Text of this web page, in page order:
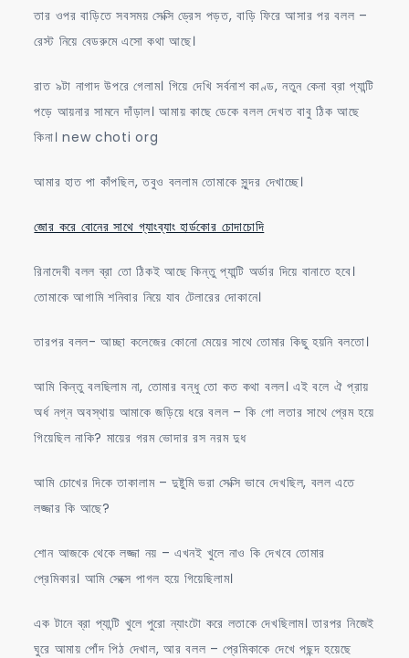
তার ওপর বাড়িতে সবসময় সেক্সি ড্রেস পড়ত, বাড়ি ফিরে আসার পর বলল –
রেস্ট নিয়ে বেডরুমে এসো কথা আছে।
রাত ৯টা নাগাদ উপরে গেলাম। গিয়ে দেখি সর্বনাশ কাণ্ড, নতুন কেনা ব্রা প্যান্টি
পড়ে আয়নার সামনে দাঁড়াল। আমায় কাছে ডেকে বলল দেখত বাবু ঠিক আছে
কিনা। new choti org
আমার হাত পা কাঁপছিল, তবুও বললাম তোমাকে সুন্দর দেখাচ্ছে।
জোর করে বোনের সাথে গ্যাংব্যাং হার্ডকোর চোদাচোদি
রিনাদেবী বলল ব্রা তো ঠিকই আছে কিন্তু প্যান্টি অর্ডার দিয়ে বানাতে হবে।
তোমাকে আগামি শনিবার নিয়ে যাব টেলারের দোকানে।
তারপর বলল- আচ্ছা কলেজের কোনো মেয়ের সাথে তোমার কিছু হয়নি বলতো।
আমি কিন্তু বলছিলাম না, তোমার বন্ধু তো কত কথা বলল। এই বলে ঐ প্রায়
অর্ধ নগ্ন অবস্থায় আমাকে জড়িয়ে ধরে বলল – কি গো লতার সাথে প্রেম হয়ে
গিয়েছিল নাকি? মায়ের গরম ভোদার রস নরম দুধ
আমি চোখের দিকে তাকালাম – দুষ্টুমি ভরা সেক্সি ভাবে দেখছিল, বলল এতে
লজ্জার কি আছে?
শোন আজকে থেকে লজ্জা নয় – এখনই খুলে নাও কি দেখবে তোমার
প্রেমিকার। আমি সেক্সে পাগল হয়ে গিয়েছিলাম।
এক টানে ব্রা প্যান্টি খুলে পুরো ন্যাংটো করে লতাকে দেখছিলাম। তারপর নিজেই
ঘুরে আমায় পোঁদ পিঠ দেখাল, আর বলল – প্রেমিকাকে দেখে পছন্দ হয়েছে